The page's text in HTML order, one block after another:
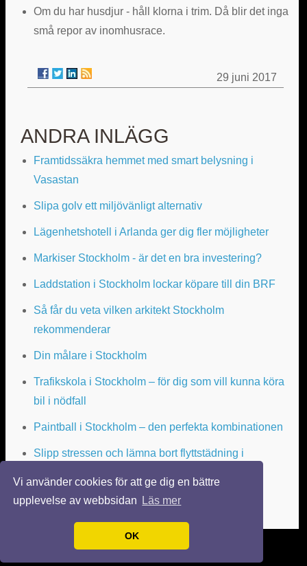
Vi använder cookies för att ge dig en bättre
upplevelse av webbsidan
Läs mer
OK
Om du har husdjur - håll klorna i trim. Då blir det inga
små repor av inomhusrace.
29 juni 2017
ANDRA INLÄGG
Framtidssäkra hemmet med smart belysning i
Vasastan
Slipa golv ett miljövänligt alternativ
Lägenhetshotell i Arlanda ger dig fler möjligheter
Markiser Stockholm - är det en bra investering?
Laddstation i Stockholm lockar köpare till din BRF
Så får du veta vilken arkitekt Stockholm
rekommenderar
Din målare i Stockholm
Trafikskola i Stockholm – för dig som vill kunna köra
bil i nödfall
Paintball i Stockholm – den perfekta kombinationen
Slipp stressen och lämna bort flyttstädning i
© 2026 FLYTTATILLSTOCKHOLM.NU. ALLA RÄTTIGHETER FÖRBEHÅLLNA.